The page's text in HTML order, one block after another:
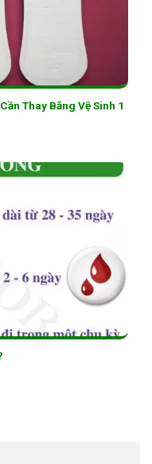
Thay Băng Vệ Sinh 1